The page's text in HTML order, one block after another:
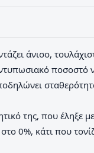
άνισο,
ποσοστό
της, που έληξε
0%, κάτι που